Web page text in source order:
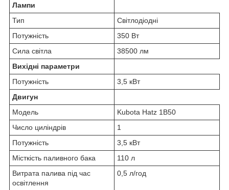
Лампи
Тип
Світлодіодні
Потужність
350 Вт
Сила світла
38500 лм
Вихідні параметри
Потужність
3,5 кВт
Двигун
Модель
Kubota Hatz 1B50
Число циліндрів
1
Потужність
3,5 кВт
Місткість паливного бака
110 л
Витрата палива під час
освітлення
0,5 л/год